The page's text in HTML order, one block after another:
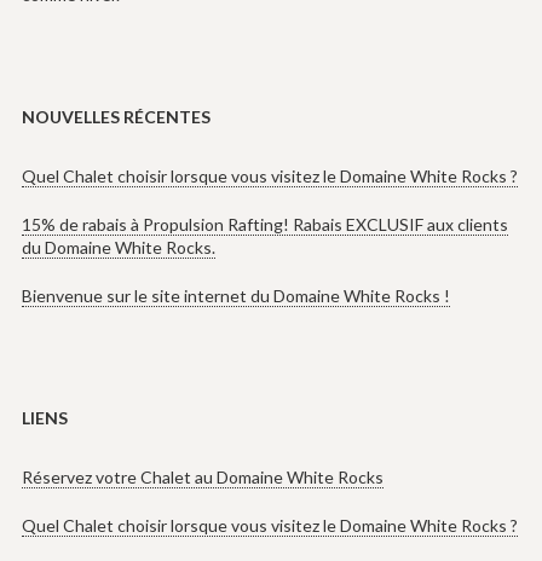
NOUVELLES RÉCENTES
Quel Chalet choisir lorsque vous visitez le Domaine White Rocks ?
15% de rabais à Propulsion Rafting! Rabais EXCLUSIF aux clients
du Domaine White Rocks.
Bienvenue sur le site internet du Domaine White Rocks !
LIENS
Réservez votre Chalet au Domaine White Rocks
Quel Chalet choisir lorsque vous visitez le Domaine White Rocks ?